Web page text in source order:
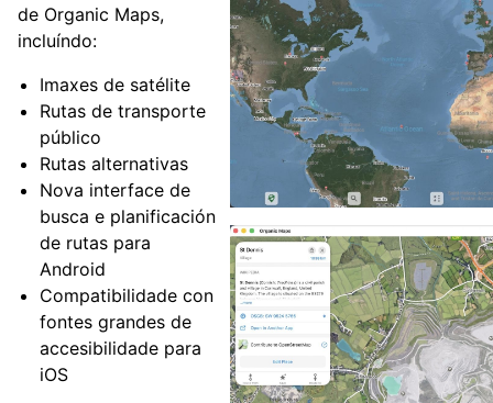
de Organic Maps,
incluíndo:
Imaxes de satélite
Rutas de transporte
público
Rutas alternativas
Nova interface de
busca e planificación
de rutas para
Android
Compatibilidade con
fontes grandes de
accesibilidade para
iOS